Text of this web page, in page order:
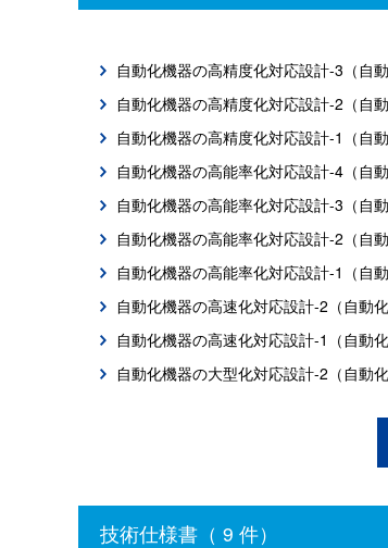
自動化機器の高精度化対応設計-3（自
自動化機器の高精度化対応設計-2（自
自動化機器の高精度化対応設計-1（自
自動化機器の高能率化対応設計-4（自
自動化機器の高能率化対応設計-3（自
自動化機器の高能率化対応設計-2（自
自動化機器の高能率化対応設計-1（自
自動化機器の高速化対応設計-2（自動化
自動化機器の高速化対応設計-1（自動化
自動化機器の大型化対応設計-2（自動化
技術仕様書（ 9 件）